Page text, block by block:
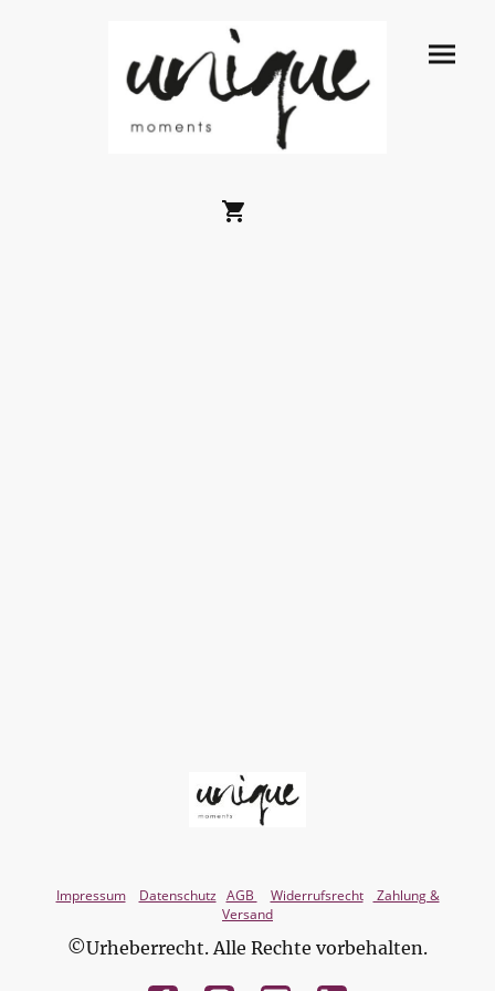
Impressum Datenschutz AGB Widerrufsrecht
Zahlung &
Versand
©Urheberrecht. Alle Rechte vorbehalten.